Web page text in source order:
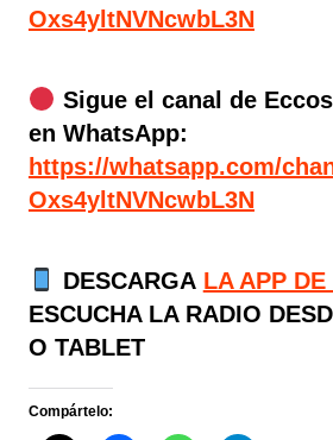
Oxs4yltNVNcwbL3N
Sigue el canal de
en WhatsApp:
https://whatsapp.com/
Oxs4yltNVNcwbL3N
DESCARGA LA APP
ESCUCHA LA RADIO
O TABLET
Compártelo: